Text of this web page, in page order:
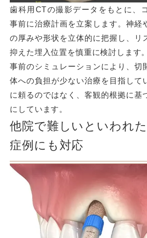
歯科用CTの撮影データをもとに、
事前に治療計画を立案します。神経
の厚みや形状を立体的に把握し、リ
抑えた埋入位置を慎重に検討します。
事前のシミュレーションにより、切
体への負担が少ない治療を目指して
に頼るのではなく、客観的根拠に基
にしています。
他院で難しいといわれた
症例にも対応